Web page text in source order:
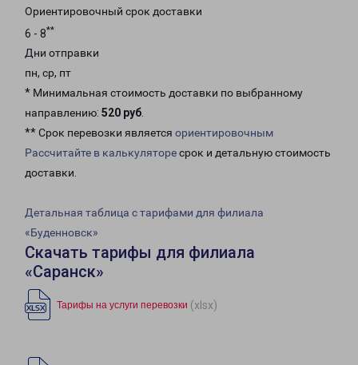
Ориентировочный срок доставки
6 - 8**
Дни отправки
пн, ср, пт
* Минимальная стоимость доставки по выбранному
направлению: 520 руб.
** Срок перевозки является ориентировочным
Рассчитайте в калькуляторесрок и детальную стоимость
доставки.
Детальная таблица с тарифами для филиала
«Буденновск»
Скачать тарифы для филиала
«Саранск»
Тарифы на услуги перевозки (xlsx)